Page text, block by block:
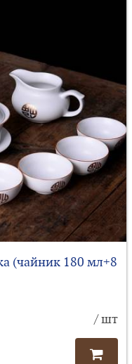
(чайник 180 мл+8
/ шт